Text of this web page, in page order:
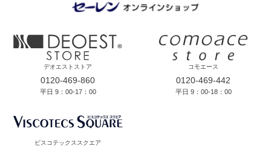
デオエストストア
0120-469-860
平日 9：00-17：00
コモエース
0120-469-442
平日 9：00-18：00
ビスコテックススクエア